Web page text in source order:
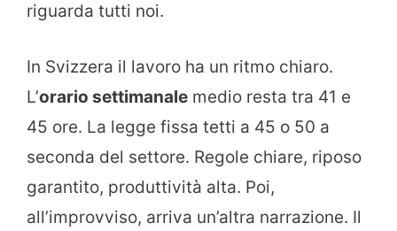
riguarda tutti noi.
In Svizzera il lavoro ha un ritmo chiaro.
L’orario settimanale medio resta tra 41 e
45 ore. La legge fissa tetti a 45 o 50 a
seconda del settore. Regole chiare, riposo
garantito, produttività alta. Poi,
all’improvviso, arriva un’altra narrazione. Il